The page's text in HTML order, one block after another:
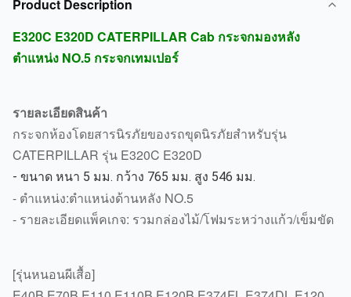
Product Description
E320C E320D CATERPILLAR Cab กระจกมองหลัง
ตำแหน่ง NO.5 กระจกเทมเปอร์
รายละเอียดสินค้า
กระจกห้องโดยสารนิรภัยของรถขุดนิรภัยสำหรับรุ่น
CATERPILLAR รุ่น E320C E320D
- ขนาด หนา 5 มม. กว้าง 765 มม. สูง 546 มม.
- ตำแหน่ง:ตำแหน่งด้านหลัง NO.5
- รายละเอียดแพ็คเกจ: รวมกล่องไม้/โฟมระหว่างแก้ว/เข็มขัด
[รุ่นหนอนผีเสื้อ]